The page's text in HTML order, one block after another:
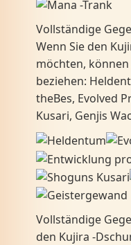
Vollständige
Wenn Sie den
möchten, können
beziehen:
theBes, Evolved
Kusari, Genjis
Vollständige
den Kujira -